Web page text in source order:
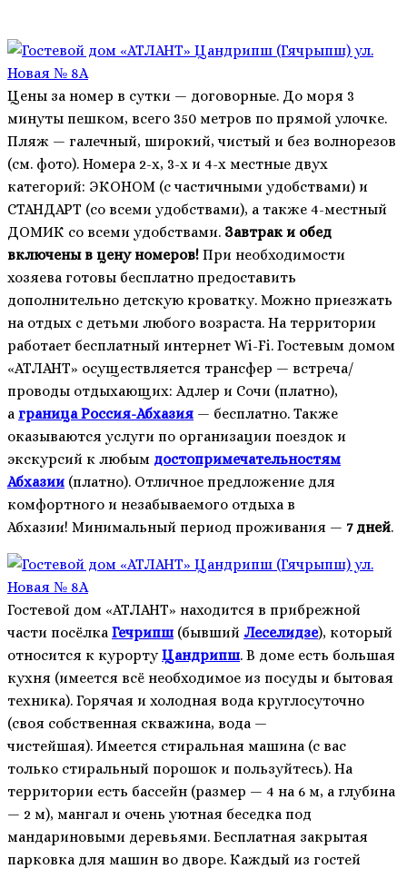
Цены за номер в сутки — договорные. До моря 3
минуты пешком, всего 350 метров по прямой улочке.
Пляж — галечный, широкий, чистый и без волнорезов
(см. фото). Номера 2-х, 3-х и 4-х местные двух
категорий: ЭКОНОМ (с частичными удобствами) и
СТАНДАРТ (со всеми удобствами), а также 4-местный
ДОМИК со всеми удобствами. Завтрак и обед
включены в цену номеров! При необходимости
хозяева готовы бесплатно предоставить
дополнительно детскую кроватку. Можно приезжать
на отдых с детьми любого возраста. На территории
работает бесплатный интернет Wi-Fi. Гостевым домом
«АТЛАНТ» осуществляется трансфер — встреча/
проводы отдыхающих: Адлер и Сочи (платно),
а граница Россия-Абхазия — бесплатно. Также
оказываются услуги по организации поездок и
экскурсий к любым достопримечательностям
Абхазии (платно). Отличное предложение для
комфортного и незабываемого отдыха в
Абхазии! Минимальный период проживания — 7 дней.
Гостевой дом «АТЛАНТ» находится в прибрежной
части посёлка Гечрипш (бывший Леселидзе), который
относится к курортуЦандрипш. В доме есть большая
кухня (имеется всё необходимое из посуды и бытовая
техника). Горячая и холодная вода круглосуточно
(своя собственная скважина, вода —
чистейшая). Имеется стиральная машина (с вас
только стиральный порошок и пользуйтесь). На
территории есть бассейн (размер — 4 на 6 м, а глубина
— 2 м), мангал и очень уютная беседка под
мандариновыми деревьями. Бесплатная закрытая
парковка для машин во дворе. Каждый из гостей